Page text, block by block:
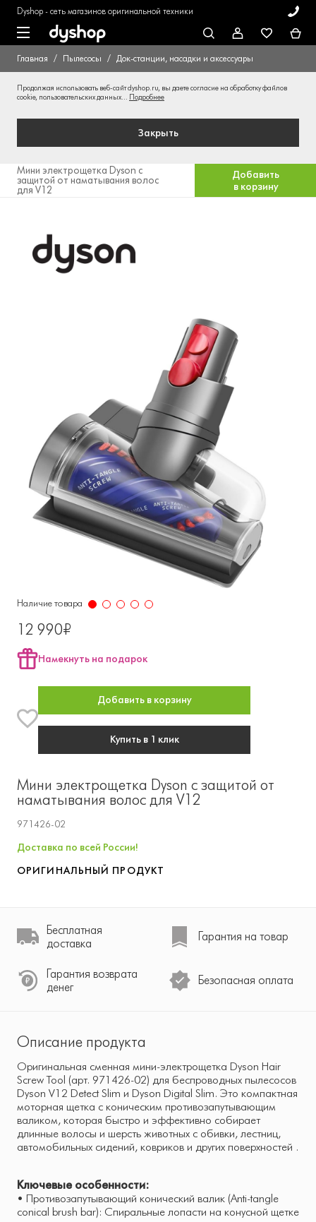
Dyshop - сеть магазинов оригинальной техники
Главная Пылесосы Док-станции, насадки и аксессуары
Продолжая использовать веб-сайт dyshop.ru, вы даете согласие на обработку файлов
cookie, пользовательских данных... Подробнее
Закрыть
Мини электрощетка Dyson с
защитой от наматывания волос
для V12
Добавить
в корзину
Мини электрощетка Dyson с защитой от
наматывания волос для V12
971426-02
Доставка по всей России!
ОРИГИНАЛЬНЫЙ ПРОДУКТ
Наличие товара
12 990₽
Намекнуть на подарок
Добавить в корзину
Купить в 1 клик
Бесплатная
доставка
Гарантия на товар
Гарантия возврата
денег
Безопасная оплата
Описание продукта
Оригинальная сменная мини-электрощетка Dyson Hair
Screw Tool (арт. 971426-02) для беспроводных пылесосов
Dyson V12 Detect Slim и Dyson Digital Slim. Это компактная
моторная щетка с коническим противозапутывающим
валиком, которая быстро и эффективно собирает
длинные волосы и шерсть животных с обивки, лестниц,
автомобильных сидений, ковриков и других поверхностей .
Ключевые особенности:
• Противозапутывающий конический валик (Anti-tangle
conical brush bar): Спиральные лопасти на конусной щетке